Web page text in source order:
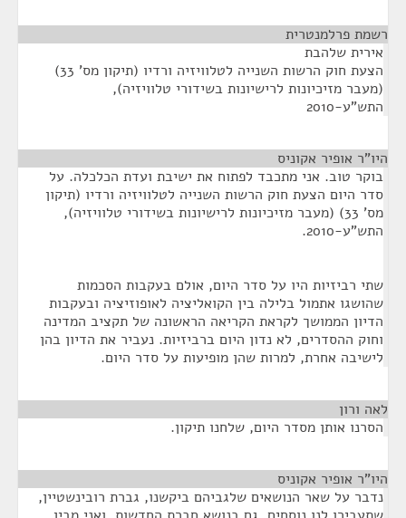
רשמת פרלמנטרית
אירית שלהבת
הצעת חוק הרשות השנייה לטלוויזיה ורדיו (תיקון מס' 33)
(מעבר מזיכיונות לרישיונות בשידורי טלוויזיה),
התש"ע-2010
היו"ר אופיר אקוניס
בוקר טוב. אני מתכבד לפתוח את ישיבת ועדת הכלכלה. על
סדר היום הצעת חוק הרשות השנייה לטלוויזיה ורדיו (תיקון
מס' 33) (מעבר מזיכיונות לרישיונות בשידורי טלוויזיה),
התש"ע-2010.
שתי רביזיות היו על סדר היום, אולם בעקבות הסכמות
שהושגו אתמול בלילה בין הקואליציה לאופוזיציה ובעקבות
הדיון הממושך לקראת הקריאה הראשונה של תקציב המדינה
וחוק ההסדרים, לא נדון היום ברביזיות. נעביר את הדיון בהן
לישיבה אחרת, למרות שהן מופיעות על סדר היום.
לאה ורון
הסרנו אותן מסדר היום, שלחנו תיקון.
היו"ר אופיר אקוניס
נדבר על שאר הנושאים שלגביהם ביקשנו, גברת רובינשטיין,